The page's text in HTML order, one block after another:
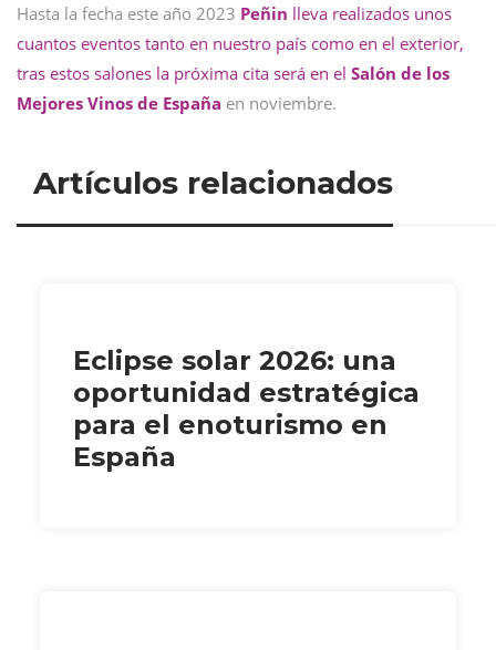
Hasta la fecha este año 2023 Peñin lleva realizados unos
cuantos eventos tanto en nuestro país como en el exterior,
tras estos salones la próxima cita será en el Salón de los
Mejores Vinos de España en noviembre.
Artículos relacionados
Eclipse solar 2026: una
oportunidad estratégica
para el enoturismo en
España